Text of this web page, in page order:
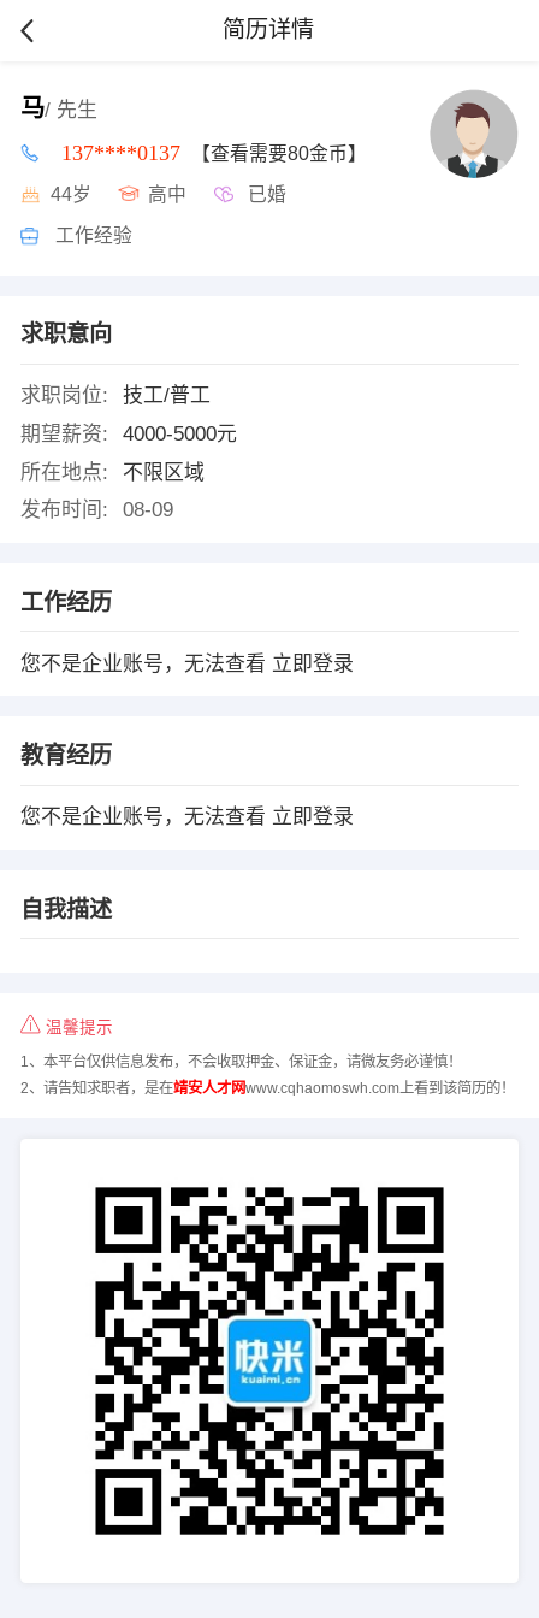
简历详情
马/ 先生
137****0137 【查看需要80金币】
44岁 高中 已婚
工作经验
求职意向
求职岗位:
技工/普工
期望薪资:
4000-5000元
所在地点:
不限区域
发布时间:
08-09
工作经历
您不是企业账号，无法查看 立即登录
教育经历
您不是企业账号，无法查看 立即登录
自我描述
温馨提示
1、本平台仅供信息发布，不会收取押金、保证金，请微友务必谨慎！
2、请告知求职者，是在靖安人才网www.cqhaomoswh.com上看到该简历的！